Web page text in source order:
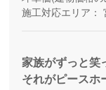
施工対応エリア：
家族がずっと笑
それがピースホ